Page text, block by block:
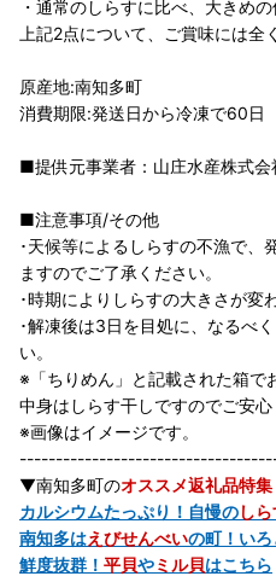
・通常のしらすに比べ、大きめの
上記2点について、ご賞味には全
原産地:南知多町
消費期限:発送日から冷凍で60日
■提供元事業者：山庄水産株式会
■注意事項/その他
･天候等によるしらすの不漁で、
ますのでご了承ください。
･時期によりしらすの大きさが変
･解凍後は3日を目処に、なるべ
い。
※「ちりめん」と記載された箱で
中身はしらす干しですのでご安心
※画像はイメージです。
▼南知多町のオススメ返礼品特集
カルシウムたっぷり！自慢のし
南知多はえびせんべいの町！い
鮮度抜群！ 平貝やミル貝はこちら